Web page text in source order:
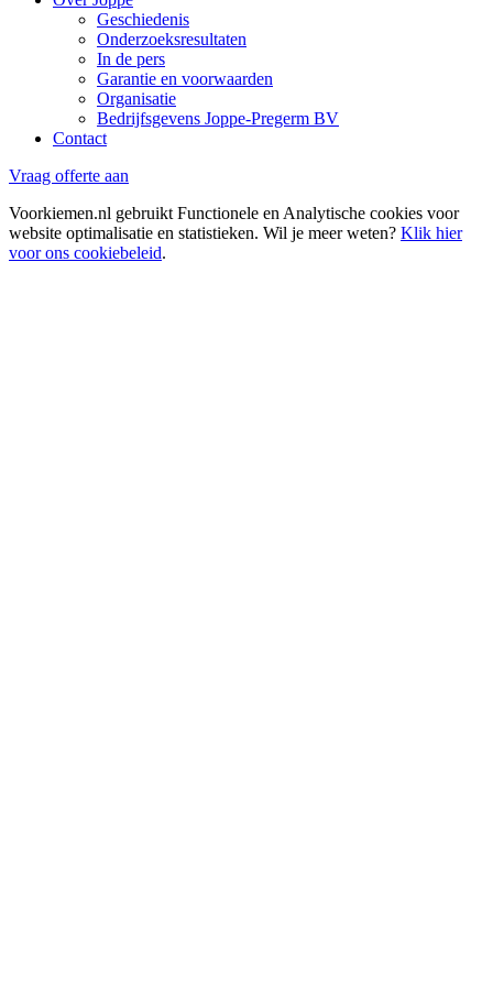
Geschiedenis
Onderzoeksresultaten
In de pers
Garantie en voorwaarden
Organisatie
Bedrijfsgevens Joppe-Pregerm BV
Contact
Vraag offerte aan
Voorkiemen.nl gebruikt Functionele en Analytische cookies voor
website optimalisatie en statistieken. Wil je meer weten? Klik hier
voor ons cookiebeleid.